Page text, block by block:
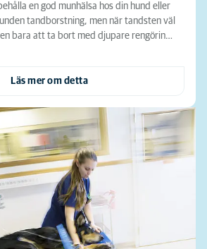
en god munhälsa hos din hund eller
tandborstning, men när tandsten väl
bara att ta bort med djupare rengörin…
Läs mer om detta